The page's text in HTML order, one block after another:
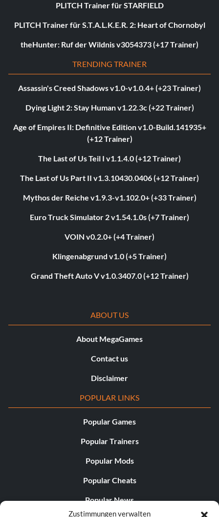
Zustimmungen verwalten
PLITCH Trainer für STARFIELD
PLITCH Trainer für S.T.A.L.K.E.R. 2: Heart of Chornobyl
theHunter: Ruf der Wildnis v3054373 (+17 Trainer)
TRENDING TRAINER
Assassin's Creed Shadows v1.0-v1.0.4+ (+23 Trainer)
Dying Light 2: Stay Human v1.22.3c (+22 Trainer)
Age of Empires II: Definitive Edition v1.0-Build.141935+
(+12 Trainer)
The Last of Us Teil I v1.1.4.0 (+12 Trainer)
The Last of Us Part II v1.3.10430.0406 (+12 Trainer)
Mythos der Reiche v1.9.3-v1.102.0+ (+33 Trainer)
Euro Truck Simulator 2 v1.54.1.0s (+7 Trainer)
VOIN v0.2.0+ (+4 Trainer)
Klingenabgrund v1.0 (+5 Trainer)
Grand Theft Auto V v1.0.3407.0 (+12 Trainer)
ABOUT US
About MegaGames
Contact us
Disclaimer
POPULAR LINKS
Popular Games
Popular Trainers
Popular Mods
Popular Cheats
Popular News